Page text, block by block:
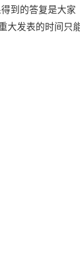
到的答复是大家
大发表的时间只